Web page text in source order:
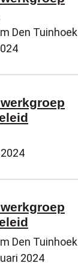
Den Tuinhoek
Den Tuinhoek
2024